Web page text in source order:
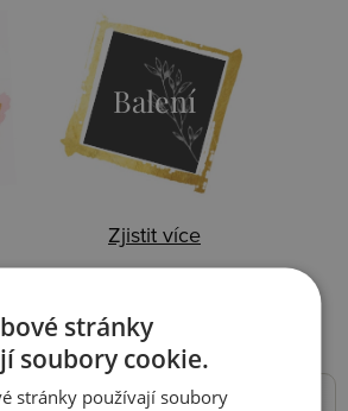
Balení
Zjistit více
stránky
soubory cookie.
stránky používají soubory